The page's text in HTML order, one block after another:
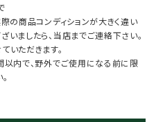
の商品コンディションが大きく違い
ましたら、当店までご連絡下さい。
いただきます。
内で、野外でご使用になる前に限